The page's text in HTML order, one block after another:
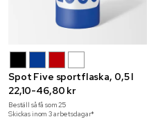
Spot Five sportflaska, 0,5 l
22,10-46,80 kr
Beställ så få som25
Skickas inom 3 arbetsdagar*